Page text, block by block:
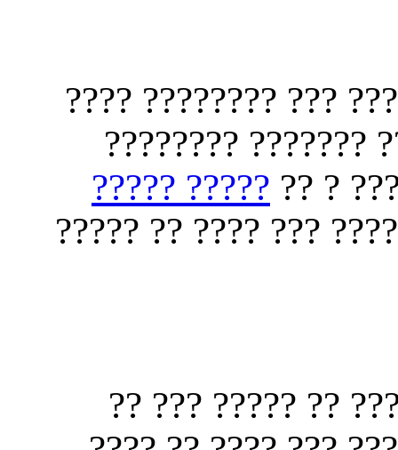
?????? ?? ??? ???
????? ???????
??????
????? ?????
??? ??? ???? ?? ????
?????? ?????? ??